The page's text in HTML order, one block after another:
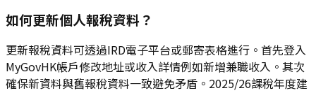
如何更新個人報稅資料？
更新報稅資料可透過IRD電子平台或郵寄表格進行。首先登入
MyGovHK帳戶修改地址或收入詳情例如新增兼職收入。其次
確保新資料與舊報稅資料一致避免矛盾。2025/26課稅年度建